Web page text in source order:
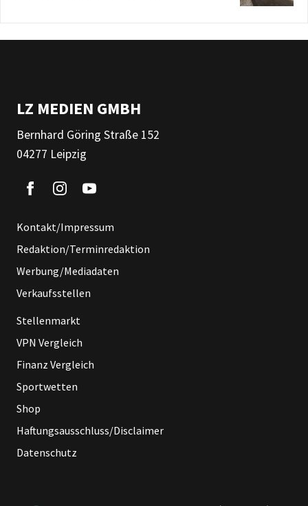
LZ MEDIEN GMBH
Bernhard Göring Straße 152
04277 Leipzig
Kontakt/Impressum
Redaktion/Terminredaktion
Werbung/Mediadaten
Verkaufsstellen
Stellenmarkt
VPN Vergleich
Finanz Vergleich
Sportwetten
Shop
Haftungsausschluss/Disclaimer
Datenschutz